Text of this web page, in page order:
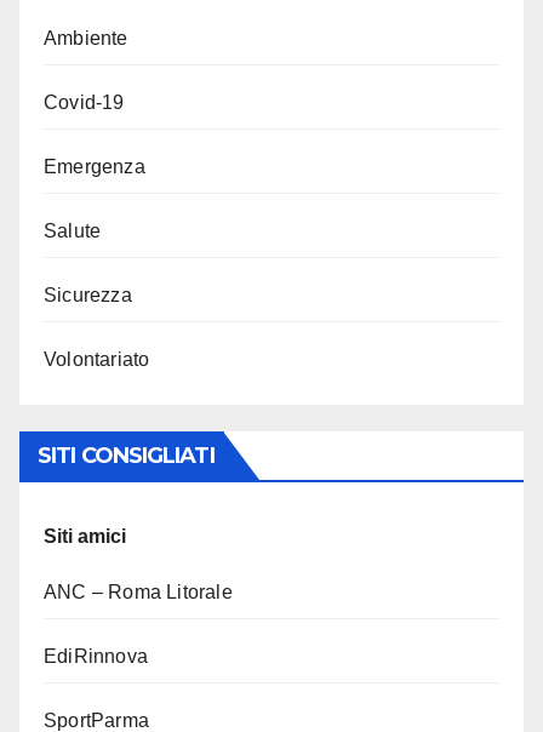
Ambiente
Covid-19
Emergenza
Salute
Sicurezza
Volontariato
SITI CONSIGLIATI
Siti amici
ANC – Roma Litorale
EdiRinnova
SportParma